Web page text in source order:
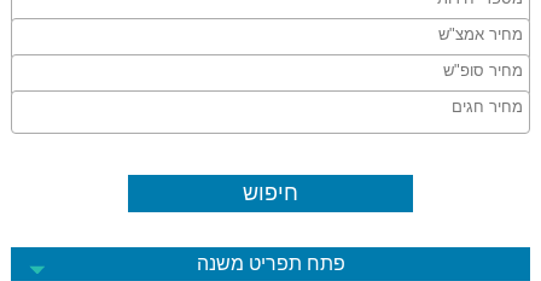
פתח תפריט משנה